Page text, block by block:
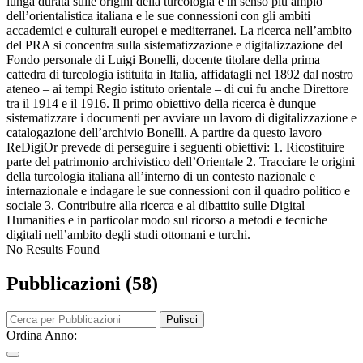
dell’orientalistica italiana e le sue connessioni con gli ambiti
accademici e culturali europei e mediterranei. La ricerca nell’ambito
del PRA si concentra sulla sistematizzazione e digitalizzazione del
Fondo personale di Luigi Bonelli, docente titolare della prima
cattedra di turcologia istituita in Italia, affidatagli nel 1892 dal nostro
ateneo – ai tempi Regio istituto orientale – di cui fu anche Direttore
tra il 1914 e il 1916. Il primo obiettivo della ricerca è dunque
sistematizzare i documenti per avviare un lavoro di digitalizzazione e
catalogazione dell’archivio Bonelli. A partire da questo lavoro
ReDigiOr prevede di perseguire i seguenti obiettivi: 1. Ricostituire
parte del patrimonio archivistico dell’Orientale 2. Tracciare le origini
della turcologia italiana all’interno di un contesto nazionale e
internazionale e indagare le sue connessioni con il quadro politico e
sociale 3. Contribuire alla ricerca e al dibattito sulle Digital
Humanities e in particolar modo sul ricorso a metodi e tecniche
digitali nell’ambito degli studi ottomani e turchi.
No Results Found
Pubblicazioni (58)
Pulisci
Ordina Anno: